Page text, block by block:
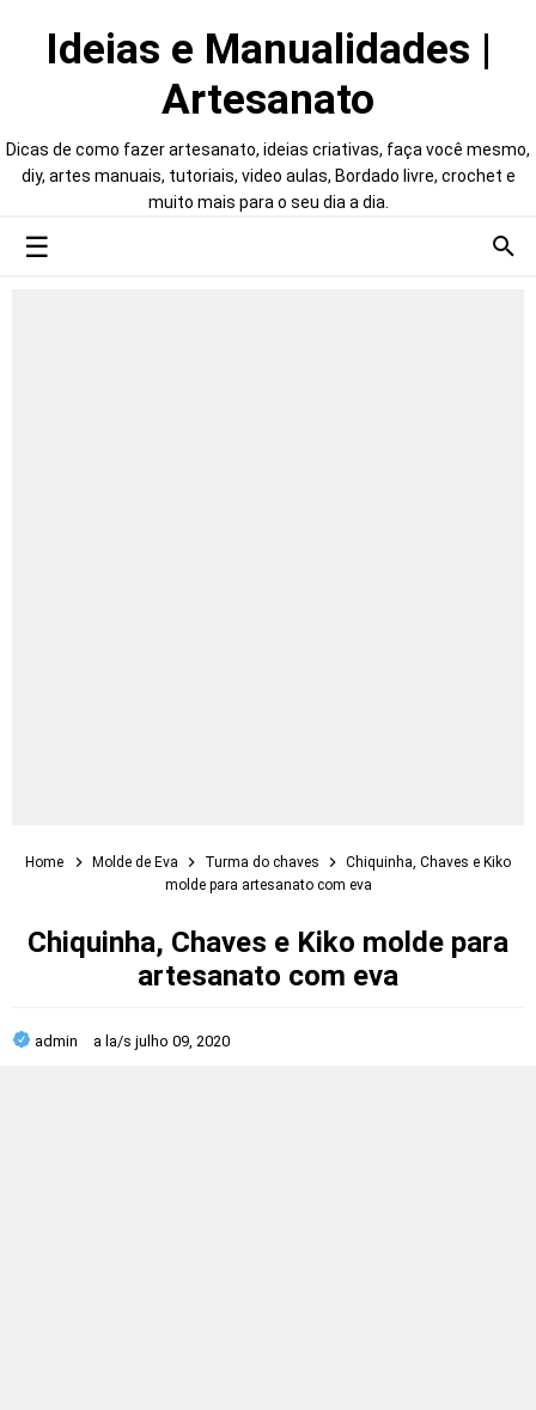
Ideias e Manualidades |
Artesanato
Dicas de como fazer artesanato, ideias criativas, faça você mesmo,
diy, artes manuais, tutoriais, video aulas, Bordado livre, crochet e
muito mais para o seu dia a dia.
Home Molde de Eva Turma do chaves
Chiquinha, Chaves e Kiko
molde para artesanato com eva
Chiquinha, Chaves e Kiko molde para
artesanato com eva
admin a la/s julho 09, 2020